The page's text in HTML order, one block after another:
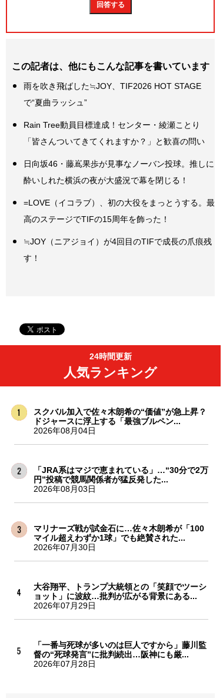
この記者は、他にもこんな記事を書いています
雨を吹き飛ばした≒JOY、TIF2026 HOT STAGE
で“夏曲ラッシュ”
Rain Tree動員目標達成！センター・綾瀬ことり
「皆さんついてきてくれますか？」と歓喜の問い
日向坂46・藤嶌果歩が見事なノーバン投球。推しに
酔いしれた横浜の夜が大盛況で幕を閉じる！
=LOVE（イコラブ）、初の大役をまっとうする。最
高のステージでTIFの15周年を飾った！
≒JOY（ニアジョイ）が4回目のTIFで成長の爪痕残
す！
24時間更新
人気ランキング
スクバル加入で佐々木朗希の“価値”が急上昇？
ドジャースに浮上する「最強ブルペン...
2026年08月04日
「JRA系はマジで恵まれている」…“30分で2万
円”投稿で競馬関係者が猛反発した...
2026年08月03日
マリナーズ戦が試金石に…佐々木朗希が「100
マイル超えわずか1球」でも絶賛された...
2026年07月30日
大谷翔平、トランプ大統領との「笑顔でツーシ
ョット」に波紋…批判が広がる背景にある...
2026年07月29日
「一番与死球が多いのは巨人ですから」藤川監
督の“死球発言”に批判続出…阪神にも厳...
2026年07月28日